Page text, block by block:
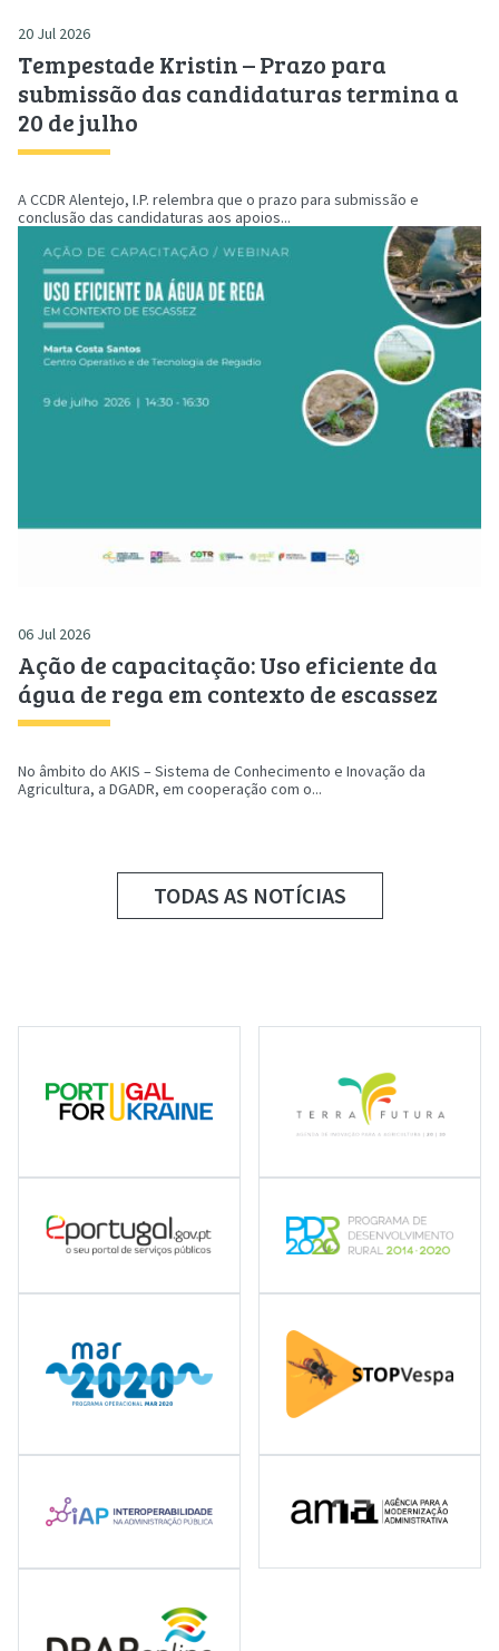
20 Jul 2026
Tempestade Kristin – Prazo para
submissão das candidaturas termina a
20 de julho
A CCDR Alentejo, I.P. relembra que o prazo para submissão e
conclusão das candidaturas aos apoios...
06 Jul 2026
Ação de capacitação: Uso eficiente da
água de rega em contexto de escassez
No âmbito do AKIS – Sistema de Conhecimento e Inovação da
Agricultura, a DGADR, em cooperação com o...
TODAS AS NOTÍCIAS